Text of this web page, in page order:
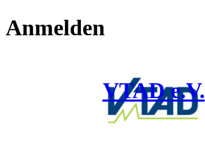
Anmelden
VTAD e.V.